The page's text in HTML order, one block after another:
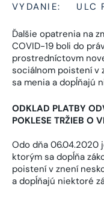
VYDANIE: ULC
Ďalšie opatrenia na
COVID-19 boli do
prostredníctovm
sociálnom poistení v
sa menia a dopĺňajú
ODKLAD PLATBY
POKLESE TRŽIEB O
Odo dňa 06.04.2020
ktorým sa dopĺňa
poistení v znení
a dopĺňajú niektoré